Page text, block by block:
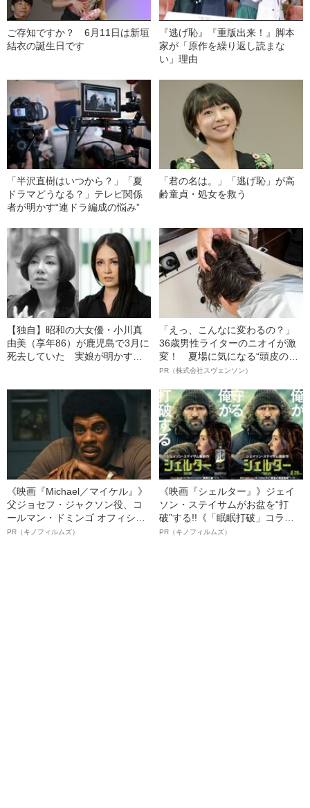
ご存知ですか？ 6月11日は新垣
結衣の誕生日です
『逃げ恥』『重版出来！』脚本
家が「原作を繰り返し読まな
い」理由
「半沢直樹はいつから？」「夏
ドラマどうなる？」テレビ関係
者が明かす“連ドラ編成の悩み”
「君の名は。」「逃げ恥」が高
齢童貞・処女を救う
【独自】昭和の大女優・小川真
由美（享年86）が鹿児島で3月に
死去していた 実娘が明かす
「えっ、こんなに変わるの？」
36歳男性ライターのニオイが激
変！ 夏場に気になる“頭皮のニ
オイ”や“ベタつき”を解消す
ト”が生み出した徹底ケアとは
PR（株式会社スヴェンソン）
《映画『Michael／マイケル』》
父ジョセフ・ジャクソン役、コ
ールマン・ドミンゴ オフィシャ
ルインタビュー“観客を魅了した
PR（キノフィルムズ）
《映画『シェルター』》ジェイ
ソン・ステイサムがお盆を“打
破”する!!《「眠眠打破」コラ
ボ》
PR（キノフィルムズ）